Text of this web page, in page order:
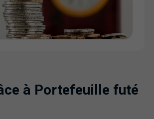
à Portefeuille futé